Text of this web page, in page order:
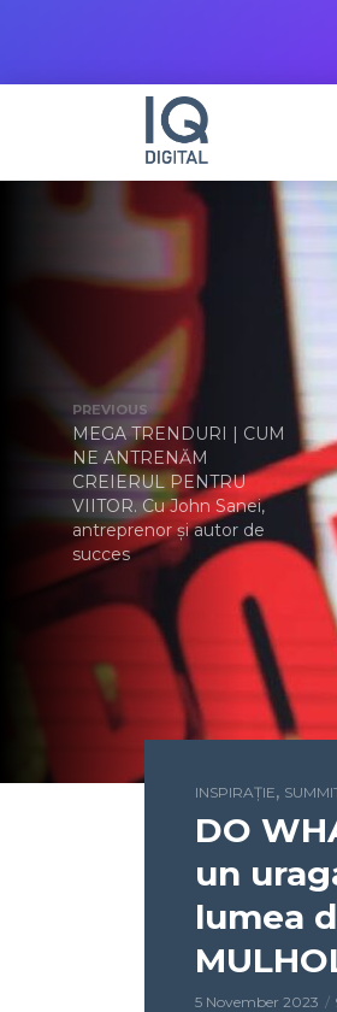
PREVIOUS
MEGA TRENDURI | CUM
NE ANTRENĂM
CREIERUL PENTRU
VIITOR. Cu John Sanei,
antreprenor și autor de
succes
INSPIRAȚIE,
DO
un
lumea
5 November 2023